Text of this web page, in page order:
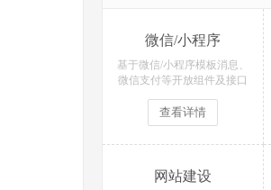
微信/小程序
基于微信/小程序模板消息、
微信支付等开放组件及接口
查看详情
网站建设